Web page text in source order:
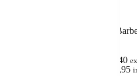
7,40
8,95